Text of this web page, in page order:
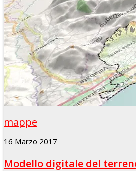
mappe
16 Marzo 2017
Modello digitale del